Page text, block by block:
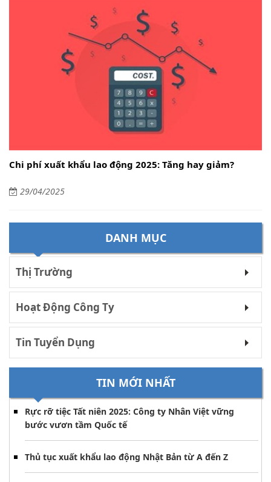
Chi phí xuất khẩu lao động 2025: Tăng hay giảm?
29/04/2025
DANH MỤC
Thị Trường
Hoạt Động Công Ty
Tin Tuyển Dụng
TIN MỚI NHẤT
Rực rỡ tiệc Tất niên 2025: Công ty Nhân Việt vững
bước vươn tầm Quốc tế
Thủ tục xuất khẩu lao động Nhật Bản từ A đến Z